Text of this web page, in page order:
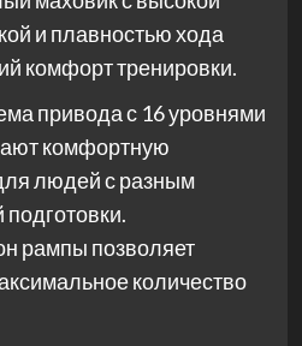
и плавностью хода
комфорт тренировки.
привода с 16 уровнями
комфортную
людей с разным
рампы позволяет
количество